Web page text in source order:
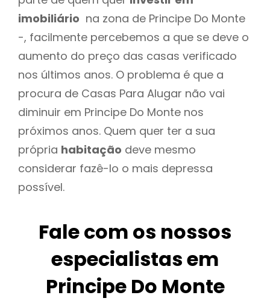
imobiliário na zona de Principe Do Monte
-, facilmente percebemos a que se deve o
aumento do preço das casas verificado
nos últimos anos. O problema é que a
procura de Casas Para Alugar não vai
diminuir em Principe Do Monte nos
próximos anos. Quem quer ter a sua
própria habitação deve mesmo
considerar fazê-lo o mais depressa
possível.
Fale com os nossos
especialistas em
Principe Do Monte